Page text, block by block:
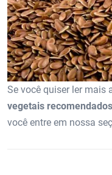
Se você quiser ler mais
vegetais
você entre em nossa